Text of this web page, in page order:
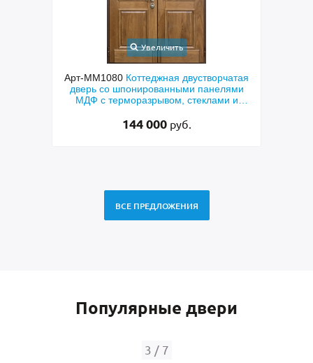
Увеличить
Арт-ММ1080 Коттеджная двустворчатая
дверь со шпонированными панелями
МДФ с терморазрывом, стеклами и
144 000 руб.
ВСЕ ПРЕДЛОЖЕНИЯ
Популярные двери
3 / 7